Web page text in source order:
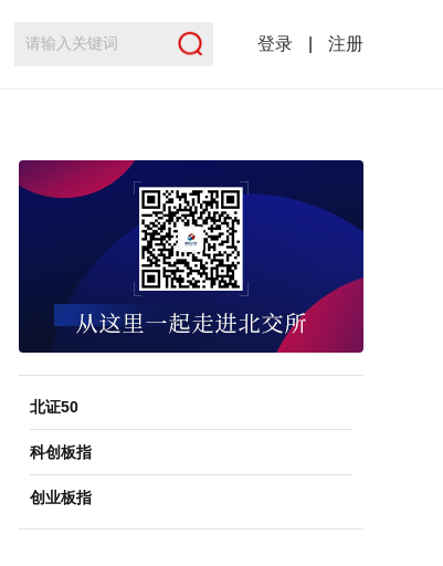
登录 注册
北证50
科创板指
创业板指